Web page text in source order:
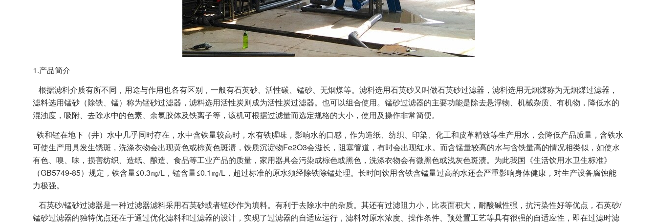
1.产品简介
根据滤料介质有所不同，用途与作用也各有区别，一般有石英砂、活性碳、锰砂、无烟煤等。滤料选用石英砂又叫做石英砂过滤器，滤料选用无烟煤称为无烟煤过滤器，
滤料选用锰砂（除铁、锰）称为锰砂过滤器，滤料选用活性炭则成为活性炭过滤器。也可以组合使用。锰砂过滤器的主要功能是除去悬浮物、机械杂质、有机物，降低水的
混浊度，吸附、去除水中的色素、余氯胶体及铁离子等，该机可根据过滤量而选定规格的大小，使用及操作非常简便。
铁和锰在地下（井）水中几乎同时存在，水中含铁量较高时，水有铁腥味，影响水的口感，作为造纸、纺织、印染、化工和皮革精致等生产用水，会降低产品质量，含铁水
可使生产用具发生锈斑，洗涤衣物会出现黄色或棕黄色斑渍，铁质沉淀物Fe2O3会滋长，阻塞管道，有时会出现红水。而含锰量较高的水与含铁量高的情况相类似，如使水
有色、嗅、味，损害纺织、造纸、酿造、食品等工业产品的质量，家用器具会污染成棕色或黑色，洗涤衣物会有微黑色或浅灰色斑渍。为此我国《生活饮用水卫生标准》
（GB5749-85）规定，铁含量≤0.3㎎/L，锰含量≤0.1㎎/L，超过标准的原水须经除铁除锰处理。长时间饮用含铁含锰量过高的水还会严重影响身体健康，对生产设备腐蚀能
力极强。
石英砂/锰砂过滤器是一种过滤器滤料采用石英砂或者锰砂作为填料。有利于去除水中的杂质。其还有过滤阻力小，比表面积大，耐酸碱性强，抗污染性好等优点，石英砂/
锰砂过滤器的独特优点还在于通过优化滤料和过滤器的设计，实现了过滤器的自适应运行，滤料对原水浓度、操作条件、预处置工艺等具有很强的自适应性，即在过滤时滤